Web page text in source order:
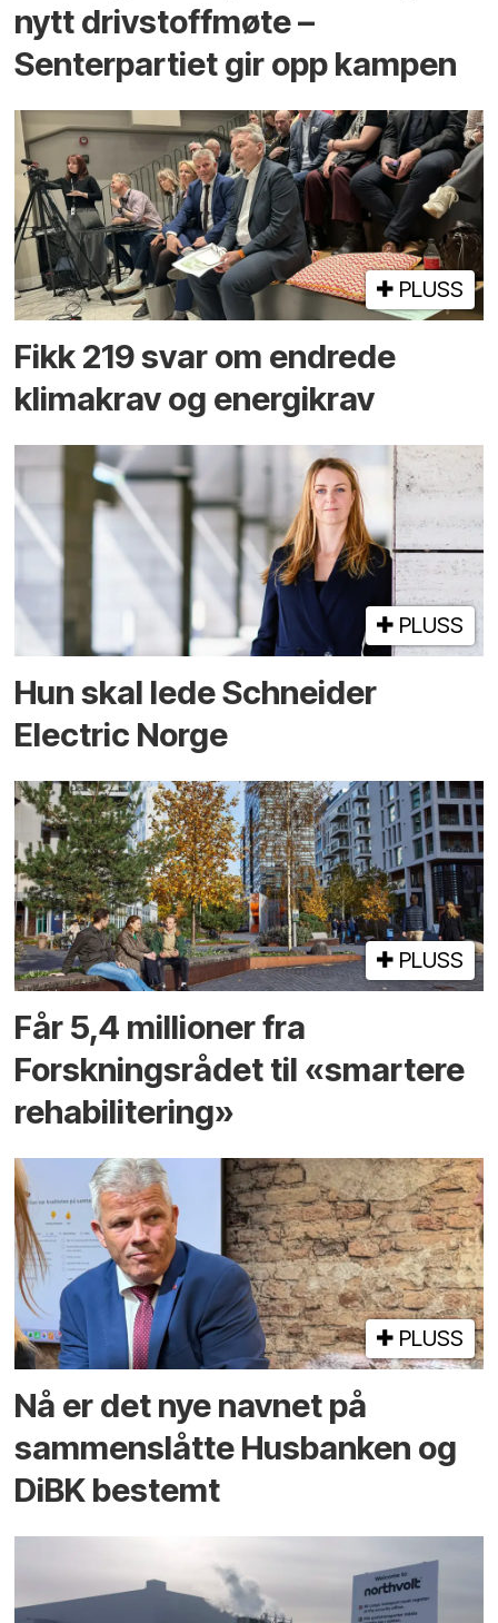
nytt drivstoffmøte –
Senterpartiet gir opp kampen
PLUSS
Fikk 219 svar om endrede
klimakrav og energikrav
PLUSS
Hun skal lede Schneider
Electric Norge
PLUSS
Får 5,4 millioner fra
Forskningsrådet til «smartere
rehabilitering»
PLUSS
Nå er det nye navnet på
sammenslåtte Husbanken og
DiBK bestemt